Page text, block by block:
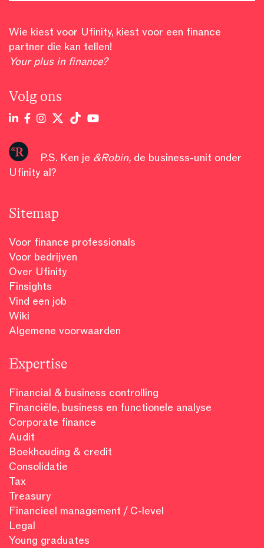
Wie kiest voor Ufinity, kiest voor een finance
partner die kan tellen!
Your plus in finance?
Volg ons
P.S. Ken je &Robin, de business-unit onder
Ufinity al?
Sitemap
Voor finance professionals
Voor bedrijven
Over Ufinity
Finsights
Vind een job
Wiki
Algemene voorwaarden
Expertise
Financial & business controlling
Financiële, business en functionele analyse
Corporate finance
Audit
Boekhouding & credit
Consolidatie
Tax
Treasury
Financieel management / C-level
Legal
Young graduates